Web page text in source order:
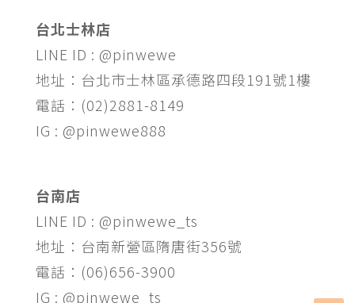
台北士林店
LINE ID : @pinwewe
地址：台北市士林區承德路四段191號1樓
電話：(02)2881-8149
IG : @pinwewe888
台南店
LINE ID : @pinwewe_ts
地址：台南新營區隋唐街356號
電話：(06)656-3900
IG : @pinwewe_ts